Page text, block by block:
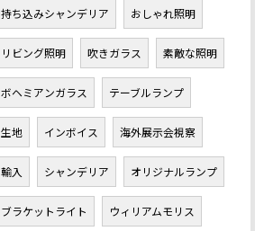
持ち込みシャンデリア おしゃれ照明
リビング照明 吹きガラス 素敵な照明
ボヘミアンガラス テーブルランプ
生地 インボイス 海外展示会視察
輸入 シャンデリア オリジナルランプ
ブラケットライト ウィリアムモリス